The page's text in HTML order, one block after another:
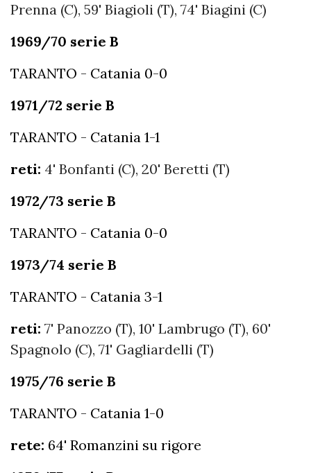
Prenna (C), 59' Biagioli (T), 74' Biagini (C)
1969/70 serie B
TARANTO - Catania 0-0
1971/72 serie B
TARANTO - Catania 1-1
reti: 4' Bonfanti (C), 20' Beretti (T)
1972/73 serie B
TARANTO - Catania 0-0
1973/74 serie B
TARANTO - Catania 3-1
reti: 7' Panozzo (T), 10' Lambrugo (T), 60'
Spagnolo (C), 71' Gagliardelli (T)
1975/76 serie B
TARANTO - Catania 1-0
rete: 64' Romanzini su rigore